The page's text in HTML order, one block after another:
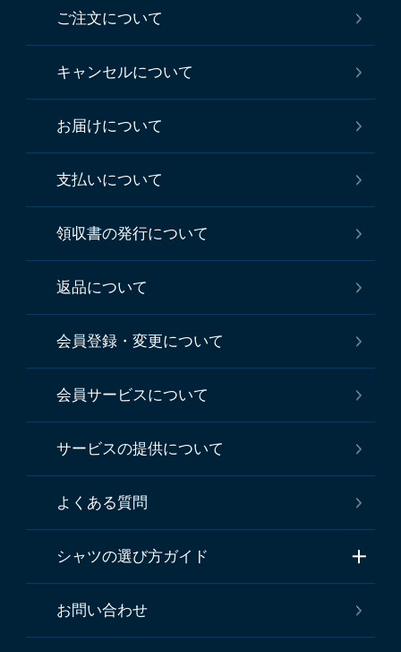
ご注文について
キャンセルについて
お届けについて
支払いについて
領収書の発行について
返品について
会員登録・変更について
会員サービスについて
サービスの提供について
よくある質問
シャツの選び方ガイド
お問い合わせ